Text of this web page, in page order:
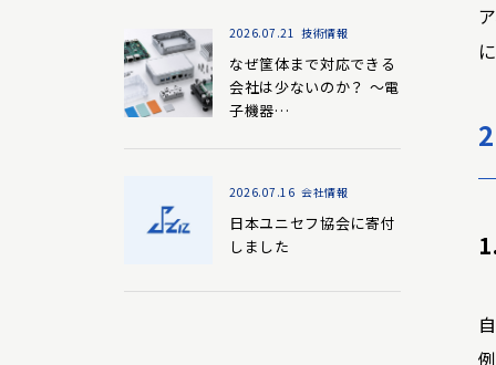
例
2026.07.21 技術情報
なぜ筐体まで対応できる
会社は少ないのか？ ～電
子機器…
2026.07.16 会社情報
日本ユニセフ協会に寄付
しました